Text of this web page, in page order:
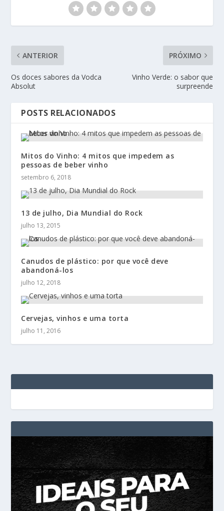
ANTERIOR
Os doces sabores da Vodca
Absolut
PRÓXIMO
Vinho Verde: o sabor que
surpreende
POSTS RELACIONADOS
Mitos do Vinho: 4 mitos que impedem as
pessoas de beber vinho
setembro 6, 2018
13 de julho, Dia Mundial do Rock
julho 13, 2015
Canudos de plástico: por que você deve
abandoná-los
julho 12, 2018
Cervejas, vinhos e uma torta
julho 11, 2016